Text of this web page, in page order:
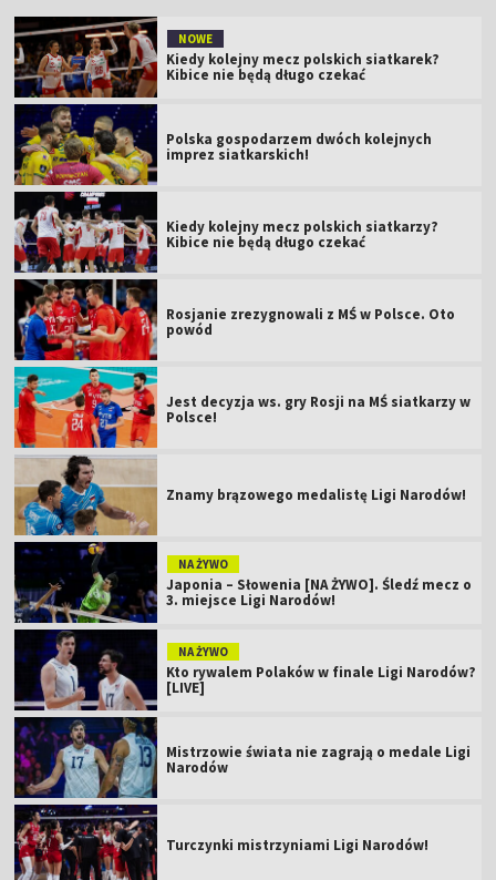
NOWE
Kiedy kolejny mecz polskich siatkarek?
Kibice nie będą długo czekać
Polska gospodarzem dwóch kolejnych
imprez siatkarskich!
Kiedy kolejny mecz polskich siatkarzy?
Kibice nie będą długo czekać
Rosjanie zrezygnowali z MŚ w Polsce. Oto
powód
Jest decyzja ws. gry Rosji na MŚ siatkarzy w
Polsce!
Znamy brązowego medalistę Ligi Narodów!
NA ŻYWO
Japonia – Słowenia [NA ŻYWO]. Śledź mecz o
3. miejsce Ligi Narodów!
NA ŻYWO
Kto rywalem Polaków w finale Ligi Narodów?
[LIVE]
Mistrzowie świata nie zagrają o medale Ligi
Narodów
Turczynki mistrzyniami Ligi Narodów!